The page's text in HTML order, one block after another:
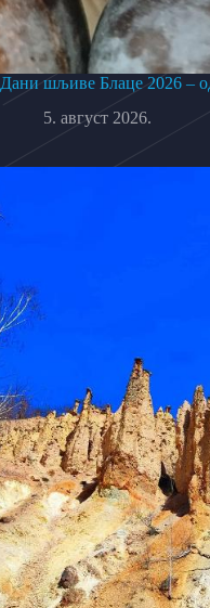
Дани шљиве Блаце 2026 –
5. август 2026.